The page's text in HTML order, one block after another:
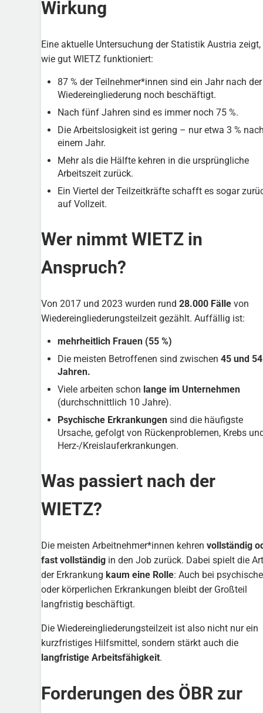
Wirkung
Eine aktuelle Untersuchung der Statistik Austria zeigt,
wie gut WIETZ funktioniert:
87 % der Teilnehmer*innen sind ein Jahr nach der
Wiedereingliederung noch beschäftigt.
Nach fünf Jahren sind es immer noch 75 %.
Die Arbeitslosigkeit ist gering – nur etwa 3 %
einem Jahr.
Mehr als die Hälfte kehren in die ursprüngliche
Arbeitszeit zurück.
Ein Viertel der Teilzeitkräfte schafft es sogar
auf Vollzeit.
Wer nimmt WIETZ in
Anspruch?
Von 2017 und 2023 wurden rund 28.000 Fällevon
Wiedereingliederungsteilzeit gezählt. Auffällig ist:
mehrheitlich Frauen (55 %)
Die meisten Betroffenen sind zwischen 45 und 54
Jahren.
Viele arbeiten schon lange im Unternehmen
(durchschnittlich 10 Jahre).
Psychische Erkrankungensind die häufigste
Ursache, gefolgt von Rückenproblemen, Krebs
Herz-/Kreislauferkrankungen.
Was passiert nach der
WIETZ?
Die meisten Arbeitnehmer*innen kehren vollständig
fast vollständigin den Job zurück. Dabei spielt die Art
der Erkrankung kaum eine Rolle: Auch bei
oder körperlichen Erkrankungen bleibt der Großteil
langfristig beschäftigt.
Die Wiedereingliederungsteilzeit ist also nicht nur ein
kurzfristiges Hilfsmittel, sondern stärkt auch die
langfristige Arbeitsfähigkeit.
Forderungen des ÖBR zur